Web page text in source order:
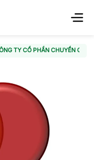
TY CỔ PHẦN CHUYỂN